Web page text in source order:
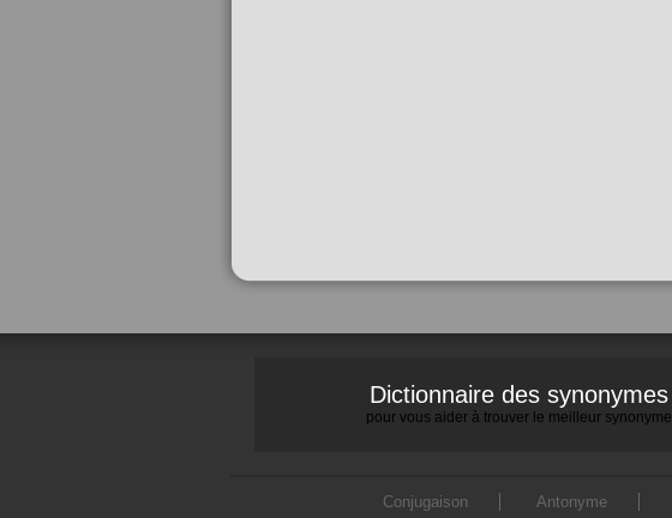
Dictionnaire des synonymes
pour vous aider à trouver le meilleur synonyme
Conjugaison Antonyme